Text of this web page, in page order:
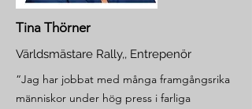
Tina Thörner
Världsmästare Rally,, Entrepenör
“Jag har jobbat med många framgångsrika
människor under hög press i farliga